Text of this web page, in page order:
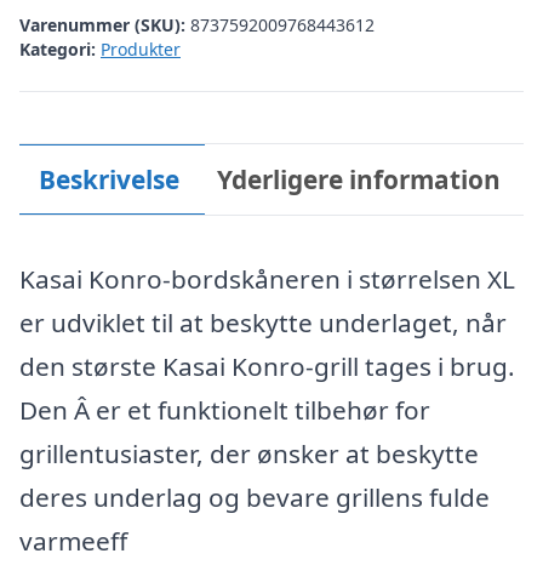
Varenummer (SKU): 8737592009768443612
Kategori: Produkter
Beskrivelse Yderligere information
Kasai Konro-bordskåneren i størrelsen XL
er udviklet til at beskytte underlaget, når
den største Kasai Konro-grill tages i brug.
Den Â er et funktionelt tilbehør for
grillentusiaster, der ønsker at beskytte
deres underlag og bevare grillens fulde
varmeeff